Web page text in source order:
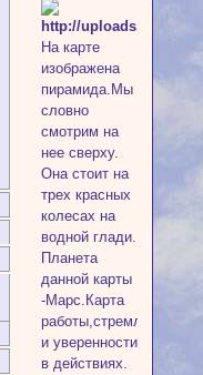
На карте
изображена
пирамида.Мы
словно
смотрим на
нее сверху.
Она стоит на
трех красных
колесах на
водной глади.
Планета
данной карты
-Марс.Карта
и уверенности
в действиях.